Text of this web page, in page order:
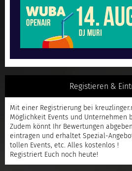
Registieren &
Mit einer Registrierung bei
Möglichkeit Events und Unternehmen
Zudem könnt Ihr Bewertungen
eintragen und erhaltet Spezial-
tollen Events, etc. Alles kostenlos !
Registriert Euch noch heute!